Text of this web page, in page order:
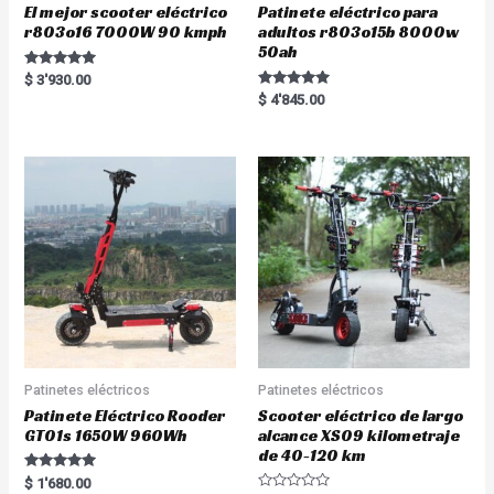
El mejor scooter eléctrico
r803o16 7000W 90 kmph
Rated
5.00
$ 3'930.00
Patinete eléctrico para
adultos r803o15b 8000w
50ah
Rated
5.00
$ 4'845.00
Patinetes eléctricos
Patinete Eléctrico Rooder
GT01s 1650W 960Wh
Rated
$ 1'680.00
Patinetes eléctricos
Scooter eléctrico de largo
alcance XS09 kilometraje
de 40-120 km